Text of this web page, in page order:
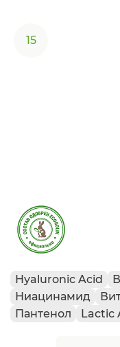
15
Hyaluronic Acid
Ниацинамид
Пантенол
Lactic